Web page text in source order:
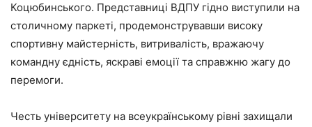
Коцюбинського. Представниці ВДПУ гідно виступили на
столичному паркеті, продемонструвавши високу
спортивну майстерність, витривалість, вражаючу
командну єдність, яскраві емоції та справжню жагу до
перемоги.
Честь університету на всеукраїнському рівні захищали